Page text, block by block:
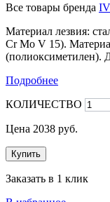
Все товары бренда
Материал лезвия:
Cr Mo V 15).
(полиоксиметилен).
Подробнее
КОЛИЧЕСТВО
Цена 2038 руб.
Купить
Заказать в 1 клик